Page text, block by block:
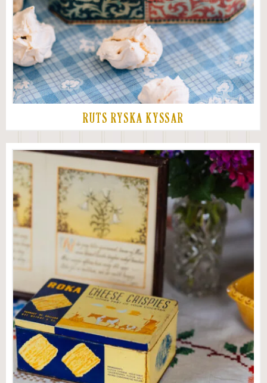
RUTS RYSKA KYSSAR